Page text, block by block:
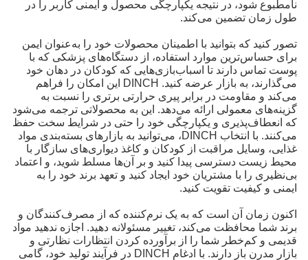
نامطبوع شود، در نتیجه یکپارچگی محصول و ایمنی کاربر را در
طول زمان تضمین می‌کند.
تصور کنید که بتوانید با اطمینان محصولات خود را به‌عنوان ایمن
برای حساس‌ترین موارد استفاده، از دستگاه‌های پزشکی که با
پوست تماس دارند تا اسباب‌بازی‌هایی که کودکان در دهان خود
می‌گذارند، به بازار عرضه کنید. DINCH این امکان را فراهم
می‌کند و مقاومت در برابر پیری حرارتی برتری را نسبت به
گزینه‌های معمولی ارائه می‌دهد. این به محصولاتی ترجمه می‌شود
که انعطاف‌پذیری و یکپارچگی خود را حتی در شرایط سخت حفظ
می‌کنند. با انتخاب DINCH، می‌توانید به بازارهای بسته‌بندی مواد
غذایی، وسایل مراقبت از کودکان و کاغذ دیواری‌های سازگار با
محیط زیست دسترسی پیدا کنید و بر آن‌ها مسلط شوید، و اعتماد
بی‌نظیری را با مشتریان خود ایجاد کنید و تعهد برند خود را به
ایمنی و کیفیت تقویت کنید.
اکنون زمان آن است که به یک نرم‌کننده که از مصرف‌کنندگان و
برند شما محافظت می‌کند، تغییر مسئولانه دهید. اجازه ندهید مواد
قدیمی و کم‌خطر شما را از برآورده کردن انتظارات نظارتی و
بازار مدرن باز دارند. با ادغام DINCH در فرآیند تولید خود، گامی